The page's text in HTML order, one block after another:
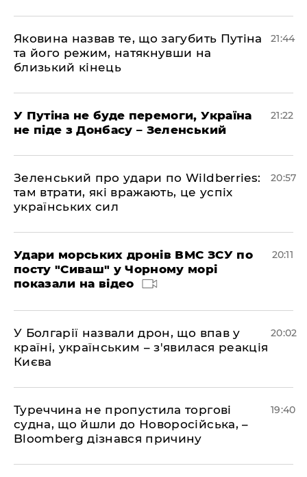
Яковина назвав те, що загубить Путіна
та його режим, натякнувши на
близький кінець
21:44
У Путіна не буде перемоги, Україна
не піде з Донбасу – Зеленський
21:22
Зеленський про удари по Wildberries:
там втрати, які вражають, це успіх
українських сил
20:57
Удари морських дронів ВМС ЗСУ по
посту "Сиваш" у Чорному морі
показали на відео
20:11
У Болгарії назвали дрон, що впав у
країні, українським – з'явилася реакція
Києва
20:02
Туреччина не пропустила торгові
судна, що йшли до Новоросійська, –
Bloomberg дізнався причину
19:40